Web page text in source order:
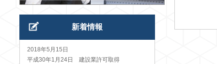
新着情報
2018年5月15日
平成30年1月24日 建設業許可取得